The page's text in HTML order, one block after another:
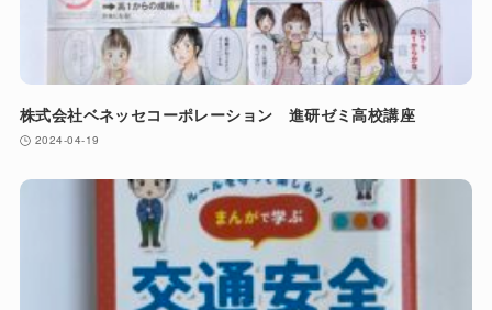
株式会社ベネッセコーポレーション 進研ゼミ高校講座
2024-04-19